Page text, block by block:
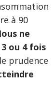
à 90
ne
ou 4 fois
prudence